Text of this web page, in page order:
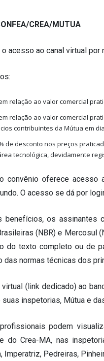
CREA/MUTUA
acesso ao canal virtual por
relação ao valor comercial
relação ao valor comercial
contribuintes da Mútua em
de desconto nos preços
tecnológica, devidamente
convênio oferece acesso
O acesso se dá por
benefícios, os assinantes
(NBR) e Mercosul
do texto completo ou de
das normas técnicas dos
virtual (link dedicado) ao
suas inspetorias, Mútua e
podem
do Crea-MA, nas
Imperatriz, Pedreiras,